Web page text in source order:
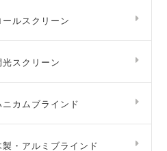
ールスクリーン
光スクリーン
ニカムブラインド
製・アルミブラインド